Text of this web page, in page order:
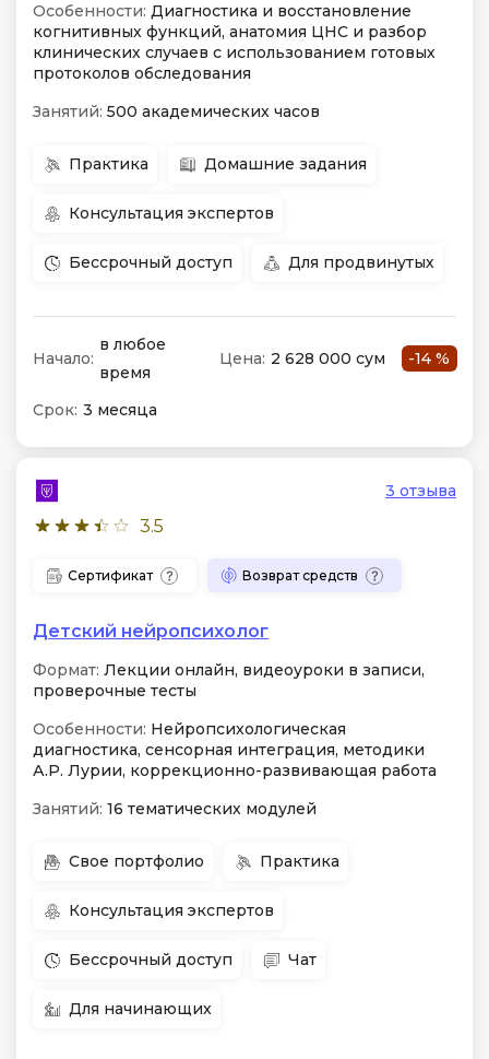
Особенности: Диагностика и восстановление
когнитивных функций, анатомия ЦНС и разбор
клинических случаев с использованием готовых
протоколов обследования
Занятий: 500 академических часов
Практика Домашние задания
Консультация экспертов
Бессрочный доступ Для продвинутых
Начало:
в любое
время
Цена: 2 628 000 сум -14 %
Срок: 3 месяца
3.5
3 отзыва
Сертификат Возврат средств
Детский нейропсихолог
Формат: Лекции онлайн, видеоуроки в записи,
проверочные тесты
Особенности: Нейропсихологическая
диагностика, сенсорная интеграция, методики
А.Р. Лурии, коррекционно-развивающая работа
Занятий: 16 тематических модулей
Свое портфолио Практика
Консультация экспертов
Бессрочный доступ Чат
Для начинающих